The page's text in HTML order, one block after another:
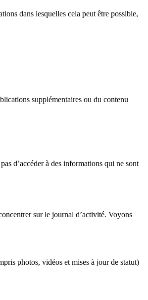
dans lesquelles cela peut être possible,
supplémentaires ou du contenu
d’accéder à des informations qui ne sont
sur le journal d’activité. Voyons
photos, vidéos et mises à jour de statut)